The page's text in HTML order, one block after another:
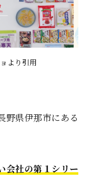
より引用
野県伊那市にある
会社の第１シリー